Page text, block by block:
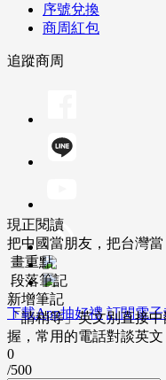
序號兌換
商周紅包
追蹤商周
下載App抽好禮 訂閱電子
現正閱讀
把中國當朋友，把台灣
畫重點
段落筆記
新增筆記
「請稍等」英文別直接中
握，常用的電話對談英文
0
/500